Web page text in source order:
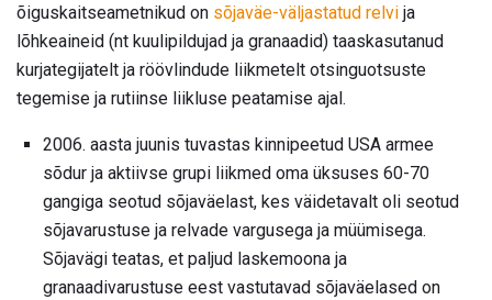
õiguskaitseametnikud on sõjaväe-väljastatud relvi ja
lõhkeaineid (nt kuulipildujad ja granaadid) taaskasutanud
kurjategijatelt ja röövlindude liikmetelt otsinguotsuste
tegemise ja rutiinse liikluse peatamise ajal.
2006. aasta juunis tuvastas kinnipeetud USA armee
sõdur ja aktiivse grupi liikmed oma üksuses 60-70
gangiga seotud sõjaväelast, kes väidetavalt oli seotud
sõjavarustuse ja relvade vargusega ja müümisega.
Sõjavägi teatas, et paljud laskemoona ja
granaadivarustuse eest vastutavad sõjaväelased on